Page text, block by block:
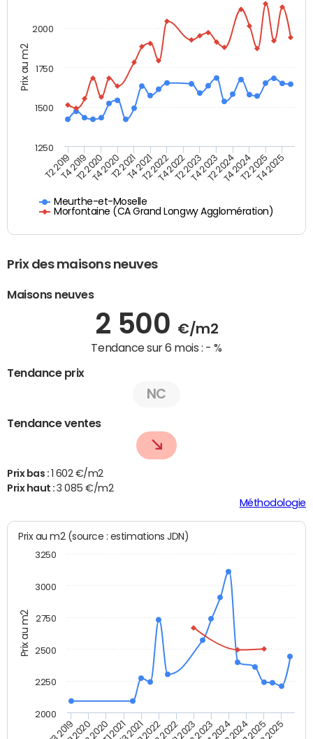
Prix au m2
Meurthe-et-Moselle
Morfontaine (CA Grand Longwy Agglomération)
T2 2019T4 2019T2 2020T4 2020T2 2021T4 2021T2 2022T4 2022T2 2023T4 2023T2 2024T4 2024T2 2025T4 2025
1250
1500
1750
2000
Prix des maisons neuves
Maisons neuves
2 500 €/m2
Tendance sur 6 mois : - %
Tendance prix
NC
Tendance ventes
Prix bas : 1 602 €/m2
Prix haut :3 085 €/m2
Méthodologie
Prix au m2
Prix au m2 (source : estimations JDN)
T3 2019T1 2020 T1 2021T3 2021T1 2022 T1 2023 T1 2024 T1 2025
2000
2250
2500
2750
3000
3250